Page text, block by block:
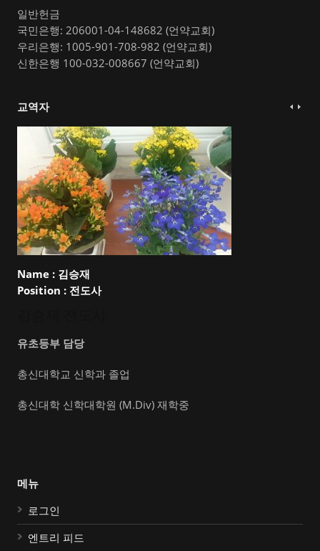
일반헌금
국민은행: 206001-04-148682 (언약교회)
우리은행: 1005-901-708-982 (언약교회)
신한은행 100-032-008667 (언약교회)
교역자
Name : 김승재
Position : 전도사
유초등부 담당
총신대학교 신학과 졸업
총신대학 신학대학원 (M.Div) 재학중
메뉴
로그인
엔트리 피드